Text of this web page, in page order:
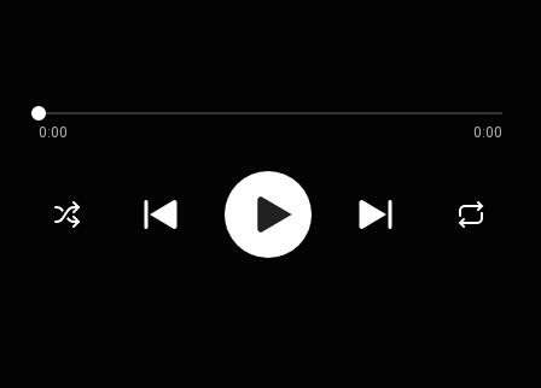
0:00 0:00